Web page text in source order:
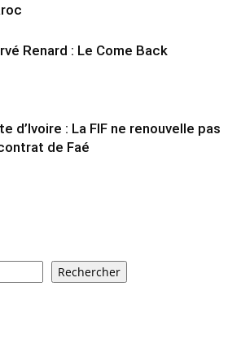
Renard : Le Come Back
d’Ivoire : La FIF ne renouvelle pas
de Faé
Rechercher